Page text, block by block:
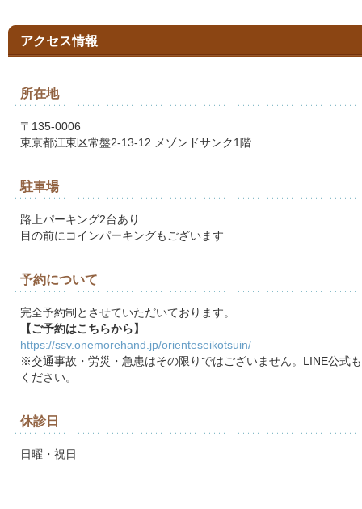
アクセス情報
所在地
〒135-0006
東京都江東区常盤2-13-12 メゾンドサンク1階
駐車場
路上パーキング2台あり
目の前にコインパーキングもございます
予約について
完全予約制とさせていただいております。
【ご予約はこちらから】
https://ssv.onemorehand.jp/orienteseikotsuin/
※交通事故・労災・急患はその限りではございません。LINE公式
ください。
休診日
日曜・祝日